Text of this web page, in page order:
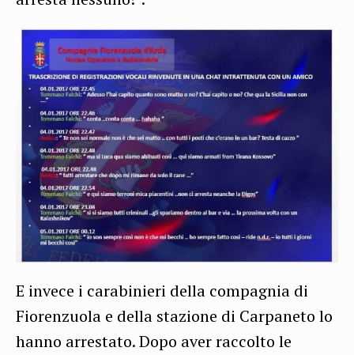
E invece i carabinieri della compagnia di
Fiorenzuola e della stazione di Carpaneto lo
hanno arrestato. Dopo aver raccolto le